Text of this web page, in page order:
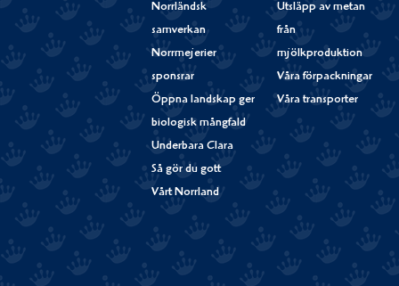
Norrländsk
samverkan
Norrmejerier
sponsrar
Öppna landskap ger
biologisk mångfald
Underbara Clara
Så gör du gott
Vårt Norrland
Utsläpp av metan
från
mjölkproduktion
Våra förpackningar
Våra transporter